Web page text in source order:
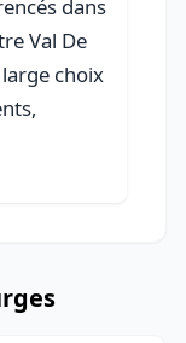
dans
Val De
choix